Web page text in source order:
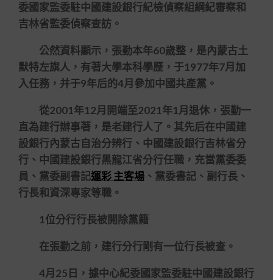
委國家監委駐中國建設銀行紀檢偵察組綱紀審察和
吉林省監委偵察查訪。
公然資料顯示，張勤本年60歲整，是內蒙古土
默特左旗人，有著大學本科學歷，于1977年7月加
入任務，并于9年后的4月參加中國共產黨。
從2001年12月開端至2021年1月退休，張勤一
直為建行辦事著，是老建行人了。其先后在中國建
設銀行內蒙古自治分辨行、中國建設銀行吉林省分
行、中國建設銀行黑龍江省分行任職，充當黨委委
員、黨委副書記運彩 主客場 、黨委書記、副行長、
行長和資深專家等職。
1位分行行長被開除黨籍
在張勤之前，建行分行剛有一位行長被查。
4月25日，據中心紀委國家監委駐中國建設銀行